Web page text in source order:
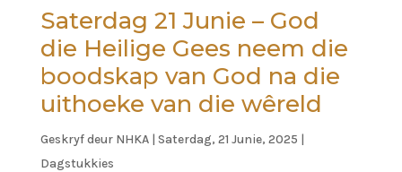
Saterdag 21 Junie – God
die Heilige Gees neem die
boodskap van God na die
uithoeke van die wêreld
Geskryf deur NHKA| Saterdag, 21 Junie, 2025 |
Dagstukkies